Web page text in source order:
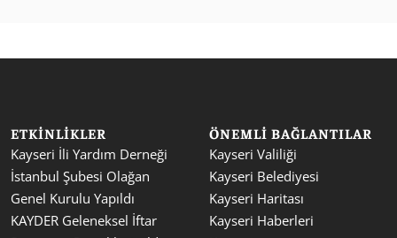
ETKINLIKLER
Kayseri İli Yardım Derneği
İstanbul Şubesi Olağan
Genel Kurulu Yapıldı
KAYDER Geleneksel İftar
ÖNEMLI BAĞLANTILAR
Kayseri Valiliği
Kayseri Belediyesi
Kayseri Haritası
Kayseri Haberleri